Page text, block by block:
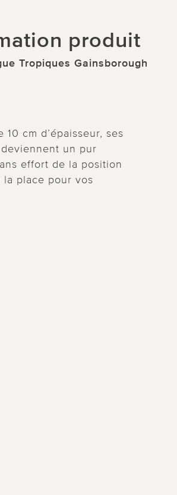
produit
Tropiques Gainsborough
cm d’épaisseur, ses
un pur
effort de la position
place pour vos